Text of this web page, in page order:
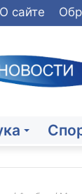
О сайте